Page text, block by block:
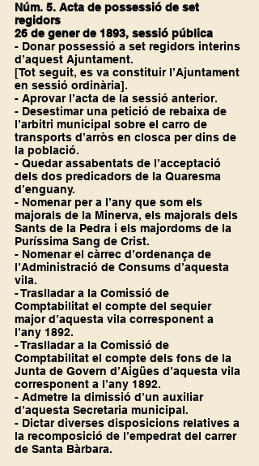
Núm. 5. Acta de possessió de set
regidors
26 de gener de 1893, sessió pública
- Donar possessió a set regidors interins
d’aquest Ajuntament.
[Tot seguit, es va constituir l’Ajuntament
en sessió ordinària].
- Aprovar l’acta de la sessió anterior.
- Desestimar una petició de rebaixa de
l’arbitri municipal sobre el carro de
transports d’arròs en closca per dins de
la població.
- Quedar assabentats de l’acceptació
dels dos predicadors de la Quaresma
d’enguany.
- Nomenar per a l’any que som els
majorals de la Minerva, els majorals dels
Sants de la Pedra i els majordoms de la
Puríssima Sang de Crist.
- Nomenar el càrrec d’ordenança de
l’Administració de Consums d’aquesta
vila.
- Traslladar a la Comissió de
Comptabilitat el compte del sequier
major d’aquesta vila corresponent a
l’any 1892.
- Traslladar a la Comissió de
Comptabilitat el compte dels fons de la
Junta de Govern d’Aigües d’aquesta vila
corresponent a l’any 1892.
- Admetre la dimissió d’un auxiliar
d’aquesta Secretaria municipal.
- Dictar diverses disposicions relatives a
la recomposició de l’empedrat del carrer
de Santa Bàrbara.